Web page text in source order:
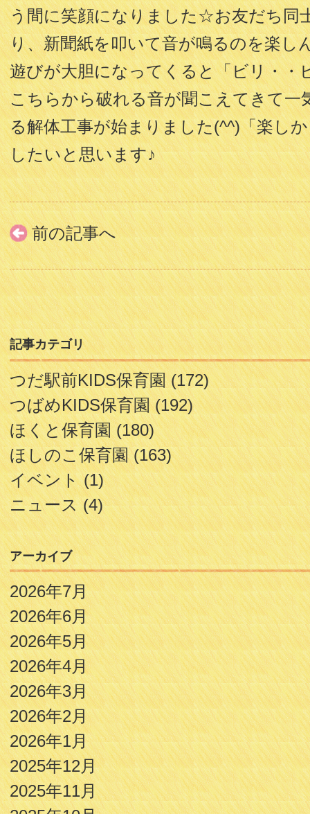
う間に笑顔になりました☆お友だち同
り、新聞紙を叩いて音が鳴るのを楽し
遊びが大胆になってくると「ビリ・・
こちらから破れる音が聞こえてきて一
る解体工事が始まりました(^^)「楽し
したいと思います♪
前の記事へ
記事カテゴリ
つだ駅前KIDS保育園(172)
つばめKIDS保育園(192)
ほくと保育園(180)
ほしのこ保育園(163)
イベント(1)
ニュース(4)
アーカイブ
2026年7月
2026年6月
2026年5月
2026年4月
2026年3月
2026年2月
2026年1月
2025年12月
2025年11月